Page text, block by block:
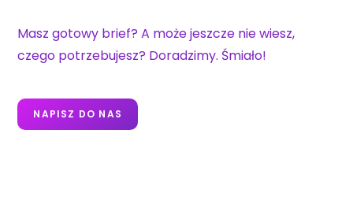
Masz gotowy brief? A może jeszcze nie wiesz,
czego potrzebujesz? Doradzimy. Śmiało!
NAPISZ DO NAS